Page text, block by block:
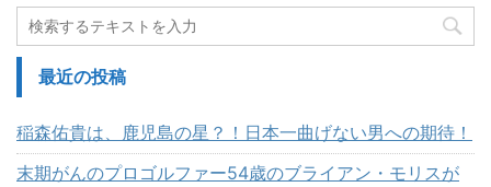
最近の投稿
稲森佑貴は、鹿児島の星？！日本一曲げない男への期待！
末期がんのプロゴルファー54歳のブライアン・モリスが